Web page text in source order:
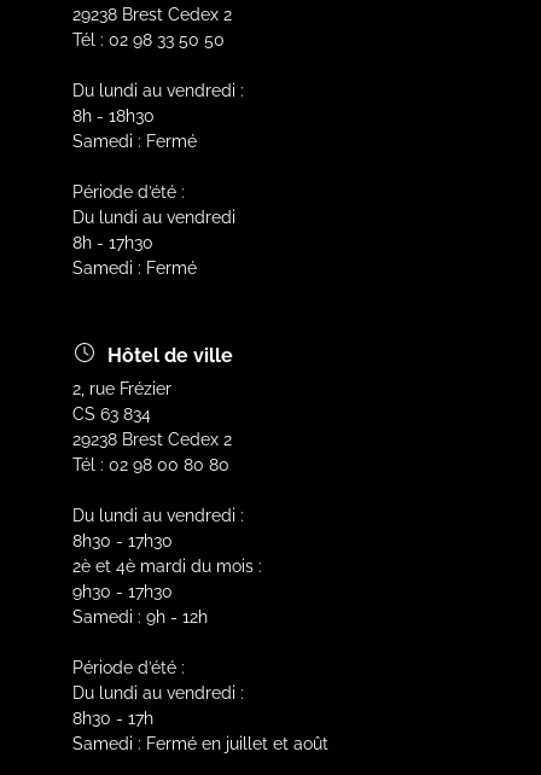
29238 Brest Cedex 2
Tél : 02 98 33 50 50
Du lundi au vendredi :
8h - 18h30
Samedi : Fermé
Période d’été :
Du lundi au vendredi
8h - 17h30
Samedi : Fermé
Hôtel de ville
2, rue Frézier
CS 63 834
29238 Brest Cedex 2
Tél : 02 98 00 80 80
Du lundi au vendredi :
8h30 - 17h30
2è et 4è mardi du mois :
9h30 - 17h30
Samedi : 9h - 12h
Période d’été :
Du lundi au vendredi :
8h30 - 17h
Samedi : Fermé en juillet et août